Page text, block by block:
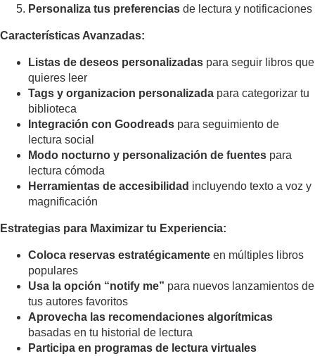
Personaliza tus preferencias de lectura y notificaciones
Características Avanzadas:
Listas de deseos personalizadas para seguir libros que
quieres leer
Tags y organizacion personalizada para categorizar tu
biblioteca
Integración con Goodreads para seguimiento de
lectura social
Modo nocturno y personalización de fuentes para
lectura cómoda
Herramientas de accesibilidad incluyendo texto a voz y
magnificación
Estrategias para Maximizar tu Experiencia:
Coloca reservas estratégicamente en múltiples libros
populares
Usa la opción “notify me” para nuevos lanzamientos de
tus autores favoritos
Aprovecha las recomendaciones algorítmicas
basadas en tu historial de lectura
Participa en programas de lectura virtuales